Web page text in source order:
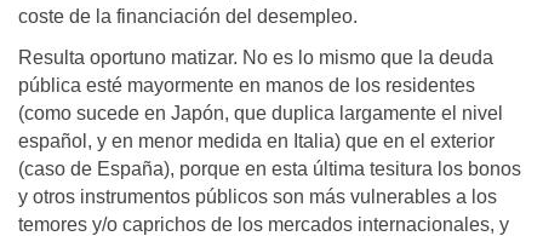
coste de la financiación del desempleo.
Resulta oportuno matizar. No es lo mismo que la deuda
pública esté mayormente en manos de los residentes
(como sucede en Japón, que duplica largamente el nivel
español, y en menor medida en Italia) que en el exterior
(caso de España), porque en esta última tesitura los bonos
y otros instrumentos públicos son más vulnerables a los
temores y/o caprichos de los mercados internacionales, y